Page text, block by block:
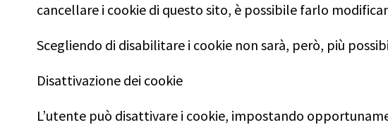
cancellare i cookie di questo sito, è possibile farlo
Scegliendo di disabilitare i cookie non sarà, però, più
Disattivazione dei cookie
L’utente può disattivare i cookie, impostando